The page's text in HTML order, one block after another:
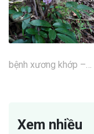
bệnh xương khớp –…
Xem nhiều